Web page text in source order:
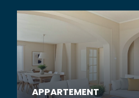
APPARTEMENT